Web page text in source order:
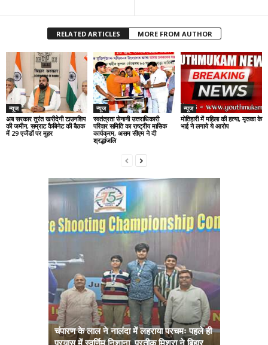
RELATED ARTICLES MORE FROM AUTHOR
न्यूज
अब सरकार तुरंत खरीदेगी टाउनशिप
की जमीन, सम्राट कैबिनेट की बैठक
में 29 एजेंडों पर मुहर
न्यूज
स्वतंत्रता सेनानी उत्तराधिकारी
परिवार समिति का राष्ट्रीय मासिक
कार्यक्रम, असम सीएम ने दी
श्रद्धांजलि
न्यूज
मोतिहारी में महिला की हत्या, मृतका के
भाई ने लगाये ये आरोप
चंपारण के लाल ने नालंदा में लहराया परचमः पहले ही
प्रयास में स्वर्णिम निशाना, प्रतीक मिश्रा ने बिहार